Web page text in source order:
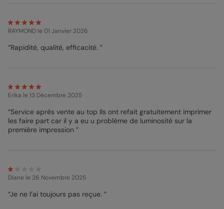
RAYMOND le 01 Janvier 2026
“Rapidité, qualité, efficacité. ”
Erika le 13 Décembre 2025
“Service après vente au top Ils ont refait gratuitement imprimer
les faire part car il y a eu u problème de luminosité sur la
première impression ”
Diane le 26 Novembre 2025
“Je ne l’ai toujours pas reçue. ”